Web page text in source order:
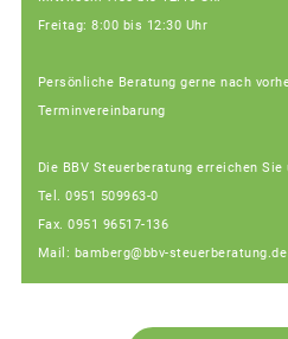
Freitag: 8:00 bis 12:30 Uhr
Persönliche Beratung gerne nach
Terminvereinbarung
Die BBV Steuerberatung erreichen Sie
Tel. 0951 509963-0
Fax. 0951 96517-136
Mail: bamberg@bbv-steuerberatung.de